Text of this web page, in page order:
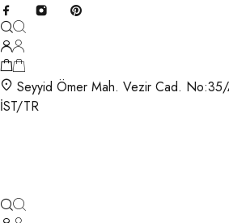
Seyyid Ömer Mah. Vezir Cad.
İST/TR